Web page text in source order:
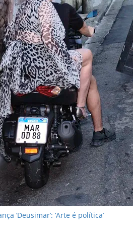
‘Deusimar’: ‘Arte é política’